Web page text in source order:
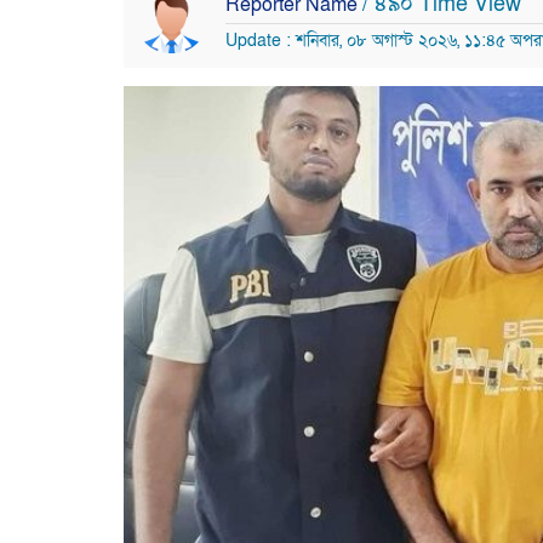
Update : শনিবার, ০৮ অগাস্ট ২০২৬, ১১:৪৫